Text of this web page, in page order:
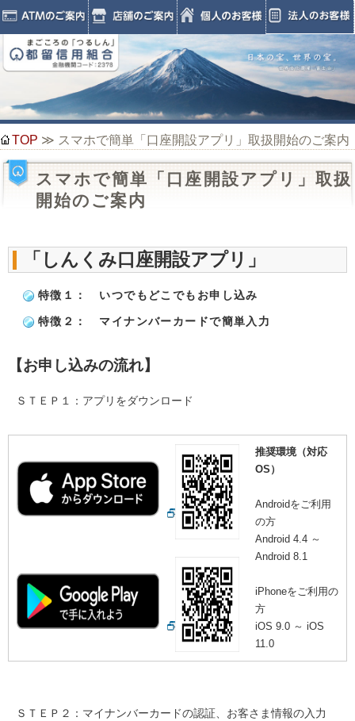
TOP ≫ スマホで簡単「口座開設アプリ」取扱開始のご案内
スマホで簡単「口座開設アプリ」取扱
開始のご案内
「しんくみ口座開設アプリ」
特徴１： いつでもどこでもお申し込み
特徴２： マイナンバーカードで簡単入力
【お申し込みの流れ】
ＳＴＥＰ１：アプリをダウンロード
推奨環境（対応
OS）
Androidをご利用
の方
Android 4.4 ～
Android 8.1
iPhoneをご利用の
方
iOS 9.0 ～ iOS
11.0
ＳＴＥＰ２：マイナンバーカードの認証、お客さま情報の入力